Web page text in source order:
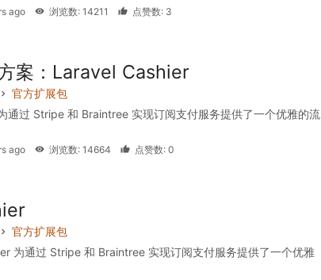
ago 浏览数: 14211 点赞数: 3
案：Laravel Cashier
官方扩展包
通过 Stripe 和 Braintree 实现订阅支付服务提供了一个优雅的流
ago 浏览数: 14664 点赞数: 0
官方扩展包
为通过 Stripe 和 Braintree 实现订阅支付服务提供了一个优雅